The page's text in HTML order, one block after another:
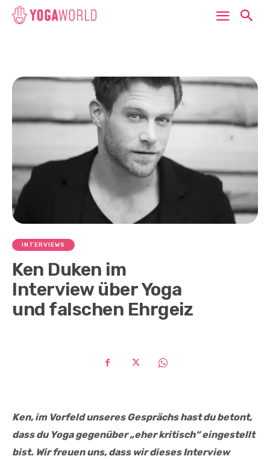
INTERVIEWS
Ken Duken im
Interview über Yoga
und falschen Ehrgeiz
Ken, im Vorfeld unseres Gesprächs hast du betont,
dass du Yoga gegenüber „eher kritisch“ eingestellt
bist. Wir freuen uns, dass wir dieses Interview